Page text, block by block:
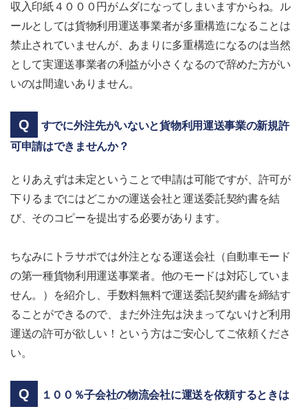
収入印紙４０００円がムダになってしまいますからね。ル
ールとしては貨物利用運送事業者が多重構造になることは
禁止されていませんが、あまりに多重構造になるのは当然
として実運送事業者の利益が小さくなるので辞めた方がい
いのは間違いありません。
すでに外注先がいないと貨物利用運送事業の新規許
可申請はできませんか？
とりあえずは未定ということで申請は可能ですが、許可が
下りるまでにはどこかの運送会社と運送委託契約書を結
び、そのコピーを提出する必要があります。
ちなみにトラサポでは外注となる運送会社（自動車モード
の第一種貨物利用運送事業者。他のモードは対応していま
せん。）を紹介し、手数料無料で運送委託契約書を締結す
ることができるので、まだ外注先は決まってないけど利用
運送の許可が欲しい！という方はご安心してご依頼くださ
い。
１００％子会社の物流会社に運送を依頼するときは